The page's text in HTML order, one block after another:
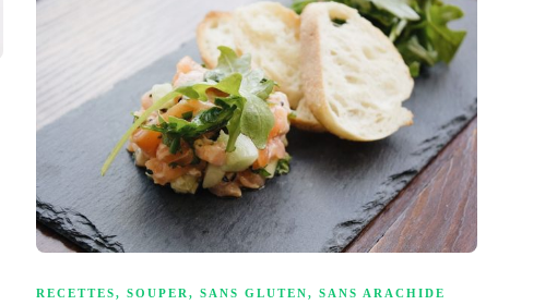
RECETTES, SOUPER , SANS GLUTEN, SANS ARACHIDE